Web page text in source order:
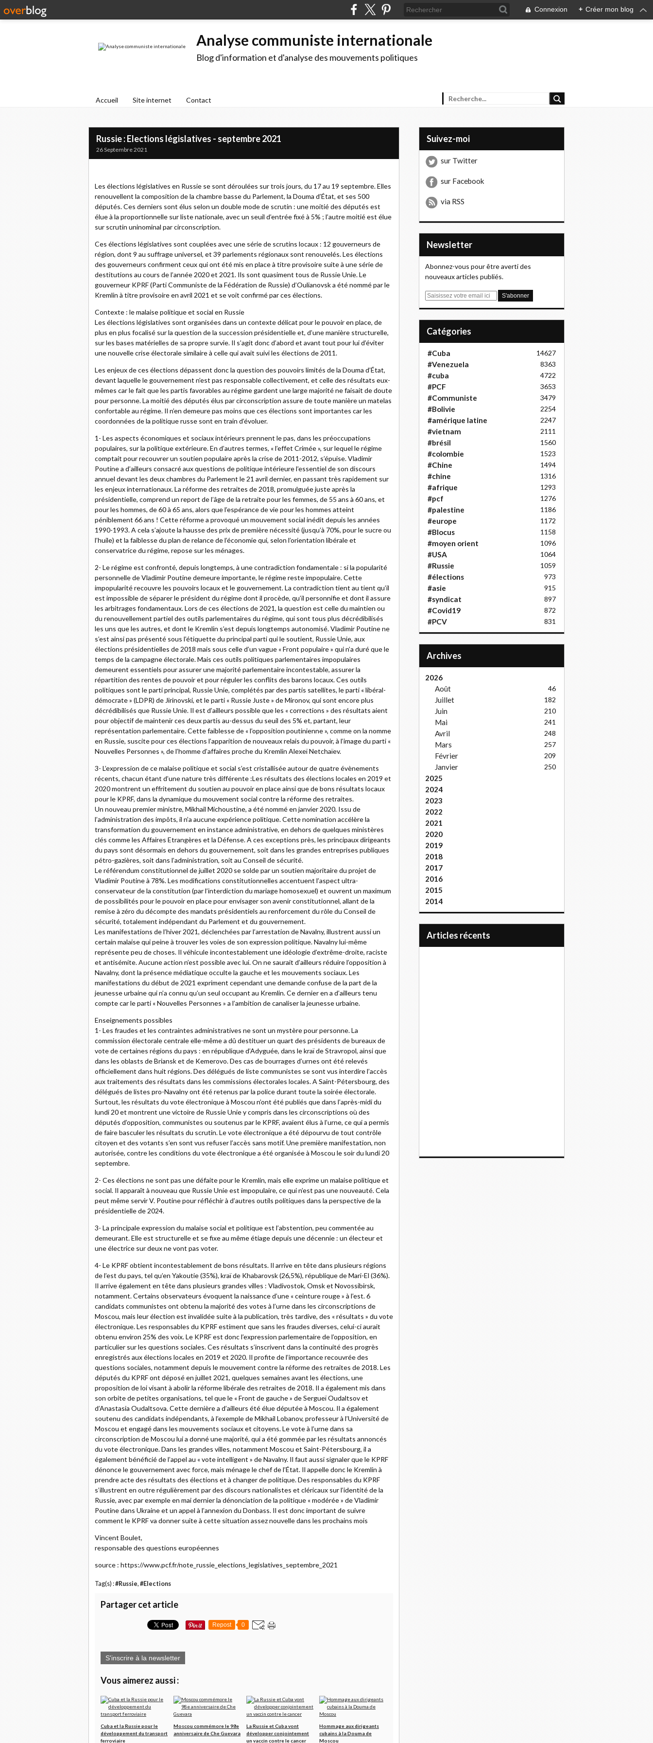
Connexion + Créer mon blog
Analyse communiste internationale
Blog d'information et d'analyse des mouvements politiques
Accueil Site internet Contact
Russie : Elections législatives - septembre 2021
26 Septembre 2021
Les élections législatives en Russie se sont déroulées sur trois jours, du 17 au 19 septembre. Elles
renouvellent la composition de la chambre basse du Parlement, la Douma d’État, et ses 500
députés. Ces derniers sont élus selon un double mode de scrutin : une moitié des députés est
élue à la proportionnelle sur liste nationale, avec un seuil d’entrée fixé à 5% ; l’autre moitié est élue
sur scrutin uninominal par circonscription.
Ces élections législatives sont couplées avec une série de scrutins locaux : 12 gouverneurs de
région, dont 9 au suffrage universel, et 39 parlements régionaux sont renouvelés. Les élections
des gouverneurs confirment ceux qui ont été mis en place à titre provisoire suite à une série de
destitutions au cours de l’année 2020 et 2021. Ils sont quasiment tous de Russie Unie. Le
gouverneur KPRF (Parti Communiste de la Fédération de Russie) d’Oulianovsk a été nommé par le
Kremlin à titre provisoire en avril 2021 et se voit confirmé par ces élections.
Contexte : le malaise politique et social en Russie
Les élections législatives sont organisées dans un contexte délicat pour le pouvoir en place, de
plus en plus focalisé sur la question de la succession présidentielle et, d’une manière structurelle,
sur les bases matérielles de sa propre survie. Il s’agit donc d’abord et avant tout pour lui d’éviter
une nouvelle crise électorale similaire à celle qui avait suivi les élections de 2011.
Les enjeux de ces élections dépassent donc la question des pouvoirs limités de la Douma d’État,
devant laquelle le gouvernement n’est pas responsable collectivement, et celle des résultats eux-
mêmes car le fait que les partis favorables au régime gardent une large majorité ne faisait de doute
pour personne. La moitié des députés élus par circonscription assure de toute manière un matelas
confortable au régime. Il n’en demeure pas moins que ces élections sont importantes car les
coordonnées de la politique russe sont en train d’évoluer.
1- Les aspects économiques et sociaux intérieurs prennent le pas, dans les préoccupations
populaires, sur la politique extérieure. En d’autres termes, « l’effet Crimée », sur lequel le régime
comptait pour recouvrer un soutien populaire après la crise de 2011-2012, s’épuise. Vladimir
Poutine a d’ailleurs consacré aux questions de politique intérieure l’essentiel de son discours
annuel devant les deux chambres du Parlement le 21 avril dernier, en passant très rapidement sur
les enjeux internationaux. La réforme des retraites de 2018, promulguée juste après la
présidentielle, comprend un report de l’âge de la retraite pour les femmes, de 55 ans à 60 ans, et
pour les hommes, de 60 à 65 ans, alors que l’espérance de vie pour les hommes atteint
péniblement 66 ans ! Cette réforme a provoqué un mouvement social inédit depuis les années
1990-1993. A cela s’ajoute la hausse des prix de première nécessité (jusqu’à 70%, pour le sucre ou
l’huile) et la faiblesse du plan de relance de l’économie qui, selon l’orientation libérale et
conservatrice du régime, repose sur les ménages.
2- Le régime est confronté, depuis longtemps, à une contradiction fondamentale : si la popularité
personnelle de Vladimir Poutine demeure importante, le régime reste impopulaire. Cette
impopularité recouvre les pouvoirs locaux et le gouvernement. La contradiction tient au tient qu’il
est impossible de séparer le président du régime dont il procède, qu’il personnifie et dont il assure
les arbitrages fondamentaux. Lors de ces élections de 2021, la question est celle du maintien ou
du renouvellement partiel des outils parlementaires du régime, qui sont tous plus décrédibilisés
les uns que les autres, et dont le Kremlin s’est depuis longtemps autonomisé. Vladimir Poutine ne
s’est ainsi pas présenté sous l’étiquette du principal parti qui le soutient, Russie Unie, aux
élections présidentielles de 2018 mais sous celle d’un vague « Front populaire » qui n’a duré que le
temps de la campagne électorale. Mais ces outils politiques parlementaires impopulaires
demeurent essentiels pour assurer une majorité parlementaire incontestable, assurer la
répartition des rentes de pouvoir et pour réguler les conflits des barons locaux. Ces outils
politiques sont le parti principal, Russie Unie, complétés par des partis satellites, le parti « libéral-
démocrate » (LDPR) de Jirinovski, et le parti « Russie Juste » de Mironov, qui sont encore plus
décrédibilisés que Russie Unie. Il est d’ailleurs possible que les « corrections » des résultats aient
pour objectif de maintenir ces deux partis au-dessus du seuil des 5% et, partant, leur
représentation parlementaire. Cette faiblesse de « l’opposition poutinienne », comme on la nomme
en Russie, suscite pour ces élections l’apparition de nouveaux relais du pouvoir, à l’image du parti «
Nouvelles Personnes », de l’homme d’affaires proche du Kremlin Alexeï Netchaïev.
3- L’expression de ce malaise politique et social s’est cristallisée autour de quatre évènements
récents, chacun étant d’une nature très différente :Les résultats des élections locales en 2019 et
2020 montrent un effritement du soutien au pouvoir en place ainsi que de bons résultats locaux
pour le KPRF, dans la dynamique du mouvement social contre la réforme des retraites.
Un nouveau premier ministre, Mikhail Michoustine, a été nommé en janvier 2020. Issu de
l’administration des impôts, il n’a aucune expérience politique. Cette nomination accélère la
transformation du gouvernement en instance administrative, en dehors de quelques ministères
clés comme les Affaires Etrangères et la Défense. A ces exceptions près, les principaux dirigeants
du pays sont désormais en dehors du gouvernement, soit dans les grandes entreprises publiques
pétro-gazières, soit dans l’administration, soit au Conseil de sécurité.
Le référendum constitutionnel de juillet 2020 se solde par un soutien majoritaire du projet de
Vladimir Poutine à 78%. Les modifications constitutionnelles accentuent l’aspect ultra-
conservateur de la constitution (par l’interdiction du mariage homosexuel) et ouvrent un maximum
de possibilités pour le pouvoir en place pour envisager son avenir constitutionnel, allant de la
remise à zéro du décompte des mandats présidentiels au renforcement du rôle du Conseil de
sécurité, totalement indépendant du Parlement et du gouvernement.
Les manifestations de l’hiver 2021, déclenchées par l’arrestation de Navalny, illustrent aussi un
certain malaise qui peine à trouver les voies de son expression politique. Navalny lui-même
représente peu de choses. Il véhicule incontestablement une idéologie d’extrême-droite, raciste
et antisémite. Aucune action n’est possible avec lui. On ne saurait d’ailleurs réduire l’opposition à
Navalny, dont la présence médiatique occulte la gauche et les mouvements sociaux. Les
manifestations du début de 2021 expriment cependant une demande confuse de la part de la
jeunesse urbaine qui n’a connu qu’un seul occupant au Kremlin. Ce dernier en a d’ailleurs tenu
compte car le parti « Nouvelles Personnes » a l’ambition de canaliser la jeunesse urbaine.
Enseignements possibles
1- Les fraudes et les contraintes administratives ne sont un mystère pour personne. La
commission électorale centrale elle-même a dû destituer un quart des présidents de bureaux de
vote de certaines régions du pays : en république d’Adyguée, dans le kraï de Stravropol, ainsi que
dans les oblasts de Briansk et de Kemerovo. Des cas de bourrages d’urnes ont été relevés
officiellement dans huit régions. Des délégués de liste communistes se sont vus interdire l’accès
aux traitements des résultats dans les commissions électorales locales. A Saint-Pétersbourg, des
délégués de listes pro-Navalny ont été retenus par la police durant toute la soirée électorale.
Surtout, les résultats du vote électronique à Moscou n’ont été publiés que dans l’après-midi du
lundi 20 et montrent une victoire de Russie Unie y compris dans les circonscriptions où des
députés d’opposition, communistes ou soutenus par le KPRF, avaient élus à l’urne, ce qui a permis
de faire basculer les résultats du scrutin. Le vote électronique a été dépourvu de tout contrôle
citoyen et des votants s’en sont vus refuser l’accès sans motif. Une première manifestation, non
autorisée, contre les conditions du vote électronique a été organisée à Moscou le soir du lundi 20
septembre.
2- Ces élections ne sont pas une défaite pour le Kremlin, mais elle exprime un malaise politique et
social. Il apparaît à nouveau que Russie Unie est impopulaire, ce qui n’est pas une nouveauté. Cela
peut même servir V. Poutine pour réfléchir à d’autres outils politiques dans la perspective de la
présidentielle de 2024.
3- La principale expression du malaise social et politique est l’abstention, peu commentée au
demeurant. Elle est structurelle et se fixe au même étiage depuis une décennie : un électeur et
une électrice sur deux ne vont pas voter.
4- Le KPRF obtient incontestablement de bons résultats. Il arrive en tête dans plusieurs régions
de l’est du pays, tel qu’en Yakoutie (35%), kraï de Khabarovsk (26,5%), république de Mari-El (36%).
Il arrive également en tête dans plusieurs grandes villes : Vladivostok, Omsk et Novossibirsk,
notamment. Certains observateurs évoquent la naissance d’une « ceinture rouge » à l’est. 6
candidats communistes ont obtenu la majorité des votes à l’urne dans les circonscriptions de
Moscou, mais leur élection est invalidée suite à la publication, très tardive, des « résultats » du vote
électronique. Les responsables du KPRF estiment que sans les fraudes diverses, celui-ci aurait
obtenu environ 25% des voix. Le KPRF est donc l’expression parlementaire de l’opposition, en
particulier sur les questions sociales. Ces résultats s’inscrivent dans la continuité des progrès
enregistrés aux élections locales en 2019 et 2020. Il profite de l’importance recouvrée des
questions sociales, notamment depuis le mouvement contre la réforme des retraites de 2018. Les
députés du KPRF ont déposé en juillet 2021, quelques semaines avant les élections, une
proposition de loi visant à abolir la réforme libérale des retraites de 2018. Il a également mis dans
son orbite de petites organisations, tel que le « Front de gauche » de Sergueï Oudaltsov et
d’Anastasia Oudaltsova. Cette dernière a d’ailleurs été élue députée à Moscou. Il a également
soutenu des candidats indépendants, à l’exemple de Mikhail Lobanov, professeur à l’Université de
Moscou et engagé dans les mouvements sociaux et citoyens. Le vote à l’urne dans sa
circonscription de Moscou lui a donné une majorité, qui a été gommée par les résultats annoncés
du vote électronique. Dans les grandes villes, notamment Moscou et Saint-Pétersbourg, il a
également bénéficié de l’appel au « vote intelligent » de Navalny. Il faut aussi signaler que le KPRF
dénonce le gouvernement avec force, mais ménage le chef de l’État. Il appelle donc le Kremlin à
prendre acte des résultats des élections et à changer de politique. Des responsables du KPRF
s’illustrent en outre régulièrement par des discours nationalistes et cléricaux sur l’identité de la
Russie, avec par exemple en mai dernier la dénonciation de la politique « modérée » de Vladimir
Poutine dans Ukraine et un appel à l’annexion du Donbass. Il est donc important de suivre
comment le KPRF va donner suite à cette situation assez nouvelle dans les prochains mois
Vincent Boulet,
responsable des questions européennes
source : https://www.pcf.fr/note_russie_elections_legislatives_septembre_2021
Tag(s) :#Russie, #Elections
Partager cet article
Repost 0
S'inscrire à la newsletter
Vous aimerez aussi :
Cuba et la Russie pour le
développement du transport
ferroviaire
Moscou commémore le 98e
anniversaire de Che Guevara
La Russie et Cuba vont
développer conjointement
un vaccin contre le cancer
Hommage aux dirigeants
cubains à la Douma de
Moscou
Suivez-moi
sur Twitter
sur Facebook
via RSS
Newsletter
Abonnez-vous pour être averti des
nouveaux articles publiés.
E
Catégories
#Cuba 14627
#Venezuela 8363
#cuba 4722
#PCF 3653
#Communiste 3479
#Bolivie 2254
#amérique latine 2247
#vietnam 2111
#brésil 1560
#colombie 1523
#Chine 1494
#chine 1316
#afrique 1293
#pcf 1276
#palestine 1186
#europe 1172
#Blocus 1158
#moyen orient 1096
#USA 1064
#Russie 1059
#élections 973
#asie 915
#syndicat 897
#Covid19 872
#PCV 831
Archives
2026
Août
46
Juillet 182
Juin 210
Mai 241
Avril 248
Mars 257
Février 209
Janvier 250
2025
2024
2023
2022
2021
2020
2019
2018
2017
2016
2015
2014
articles récents